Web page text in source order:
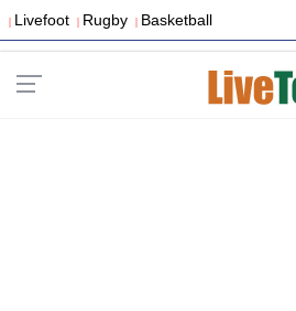
| Livefoot | Rugby | Basketball